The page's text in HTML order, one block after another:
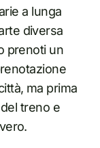
a lunga
diversa
prenoti un
ma prima
treno e